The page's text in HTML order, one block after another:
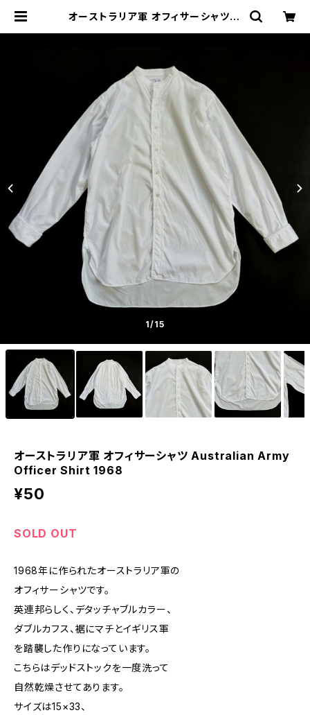
オーストラリア軍 オフィサーシャツ A
1/15
オーストラリア軍 オフィサーシャツ Australian Army
Officer Shirt 1968
¥50
SOLD OUT
1968年に作られたオーストラリア軍の
オフィサーシャツです。
英連邦らしく、デタッチャブルカラー、
ダブルカフス、裾にマチとイギリス軍
を踏襲した作りになっています。
こちらはデッドストックを一度洗って
自然乾燥させてあります。
サイズは15×33、